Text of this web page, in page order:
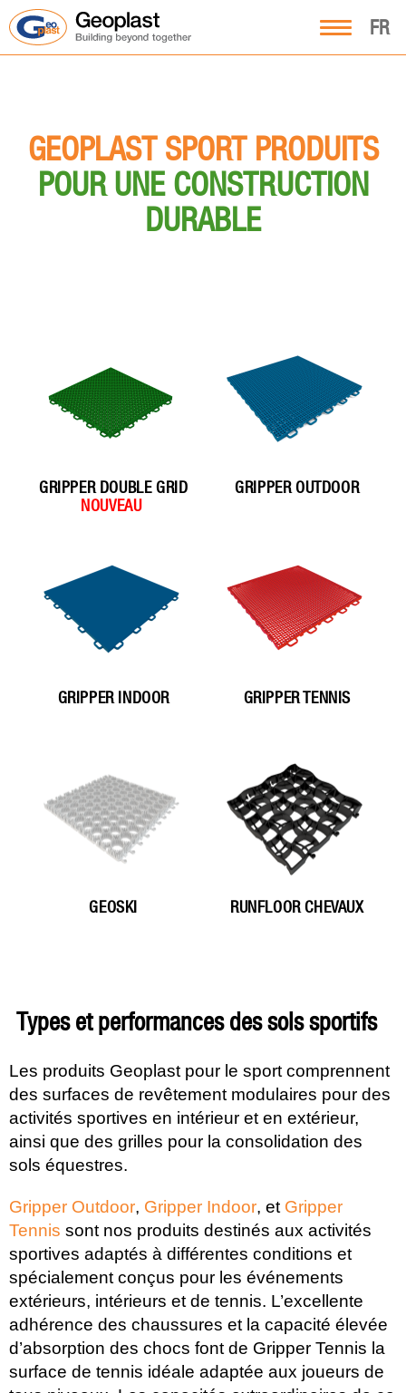
FR
GEOPLAST SPORT PRODUITS
POUR UNE CONSTRUCTION
DURABLE
GRIPPER DOUBLE GRID GRIPPER OUTDOOR
GRIPPER INDOOR GRIPPER TENNIS
GEOSKI RUNFLOOR CHEVAUX
types et performances des sols sportifs
Les produits Geoplast pour le sport comprennent
des surfaces de revêtement modulaires pour des
activités sportives en intérieur et en extérieur,
ainsi que des grilles pour la consolidation des
sols équestres.
Gripper Outdoor, Gripper Indoor, et Gripper
Tennis sont nos produits destinés aux activités
sportives adaptés à différentes conditions et
spécialement conçus pour les événements
extérieurs, intérieurs et de tennis. L’excellente
adhérence des chaussures et la capacité élevée
d’absorption des chocs font de Gripper Tennis la
surface de tennis idéale adaptée aux joueurs de